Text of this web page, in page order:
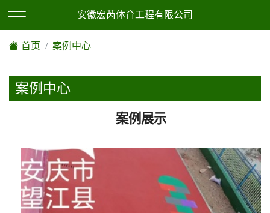
欢迎访问安徽宏芮体育工程有限公司网站！
安徽宏芮体育工程有限公司
首页 案例中心
案例中心
案例展示